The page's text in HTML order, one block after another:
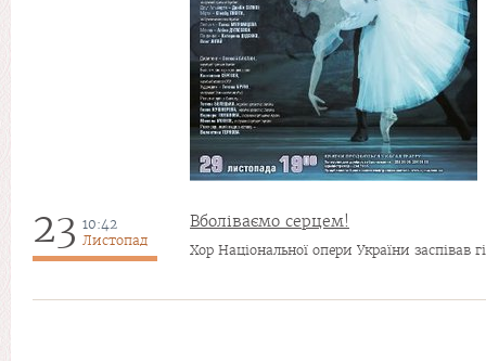
23 10:42
Листопад
Вболіваємо серцем!
Хор Національної опери України заспівав